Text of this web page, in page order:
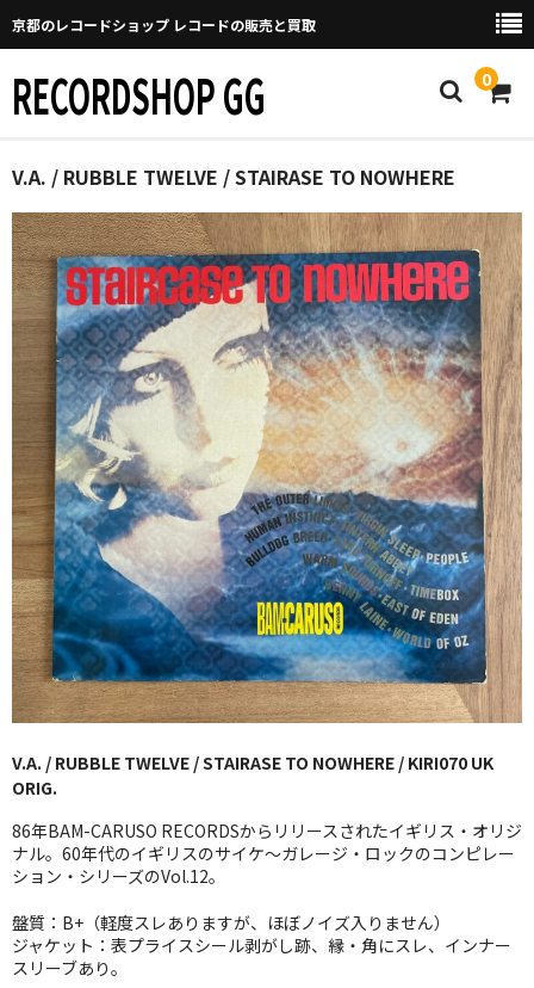
京都のレコードショップ レコードの販売と買取
RECORDSHOP GG 0
Home
マイページ
GGについて
買取について
取り置きなどについて
Categories
New Arrivals
新譜
GG RECORD （当店のレーベル）
全商品
JAZZ-US
BLUE NOTE
JAZZ-EU
JAZZ-JP
JAZZ-VOCAL
J-POP
ROCK
V.A. / RUBBLE TWELVE / STAIRASE TO NOWHERE
V.A. / RUBBLE TWELVE / STAIRASE TO NOWHERE / KIRI070 UK
ORIG.
86年BAM-CARUSO RECORDSからリリースされたイギリス・オリジ
ナル。60年代のイギリスのサイケ〜ガレージ・ロックのコンピレー
ション・シリーズのVol.12。
盤質：B+（軽度スレありますが、ほぼノイズ入りません）
ジャケット：表プライスシール剥がし跡、縁・角にスレ、インナー
スリーブあり。